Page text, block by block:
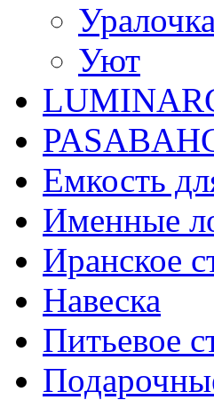
Уралочка
Уют
Емкость
Именные
Иранское
Навеска
Питьевое